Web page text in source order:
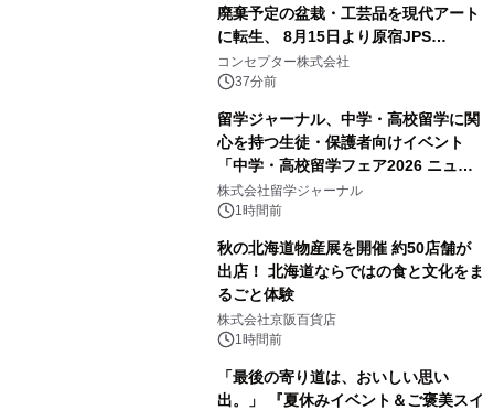
廃棄予定の盆栽・工芸品を現代アート
に転生、 8月15日より原宿JPS
Galleryにて約30点を展示
コンセプター株式会社
37分前
留学ジャーナル、中学・高校留学に関
心を持つ生徒・保護者向けイベント
「中学・高校留学フェア2026 ニュー
ジーランド＆オーストラリア」を
9/12(土)に開催
株式会社留学ジャーナル
1時間前
秋の北海道物産展を開催 約50店舗が
出店！ 北海道ならではの食と文化をま
るごと体験
株式会社京阪百貨店
1時間前
「最後の寄り道は、おいしい思い
出。」 『夏休みイベント＆ご褒美スイ